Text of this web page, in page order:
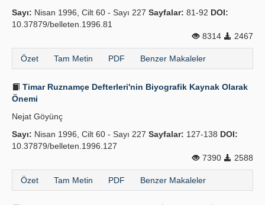
Sayı: Nisan 1996, Cilt 60 - Sayı 227 Sayfalar: 81-92 DOI:
10.37879/belleten.1996.81
8314
2467
Özet Tam Metin PDF Benzer Makaleler
Timar Ruznamçe Defterleri'nin Biyografik Kaynak Olarak
Önemi
Nejat Göyünç
Sayı: Nisan 1996, Cilt 60 - Sayı 227 Sayfalar: 127-138 DOI:
10.37879/belleten.1996.127
7390
2588
Özet Tam Metin PDF Benzer Makaleler